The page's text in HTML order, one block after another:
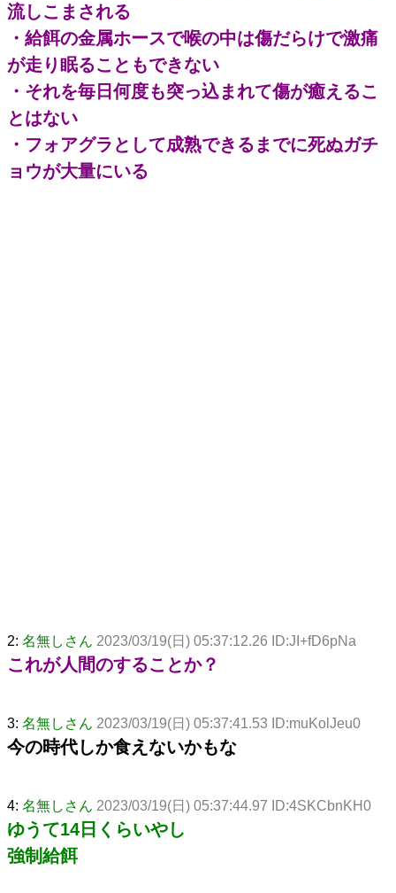
流しこまされる
・給餌の金属ホースで喉の中は傷だらけで激痛
が走り眠ることもできない
・それを毎日何度も突っ込まれて傷が癒えるこ
とはない
・フォアグラとして成熟できるまでに死ぬガチ
ョウが大量にいる
2: 名無しさん 2023/03/19(日) 05:37:12.26 ID:JI+fD6pNa
これが人間のすることか？
3: 名無しさん 2023/03/19(日) 05:37:41.53 ID:muKolJeu0
今の時代しか食えないかもな
4: 名無しさん 2023/03/19(日) 05:37:44.97 ID:4SKCbnKH0
ゆうて14日くらいやし
強制給餌